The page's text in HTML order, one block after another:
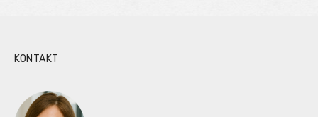
KONTAKT